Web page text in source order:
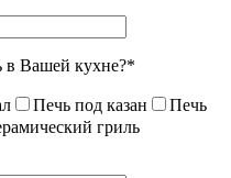
в Вашей кухне?*
Печь под казан
Печь
гриль